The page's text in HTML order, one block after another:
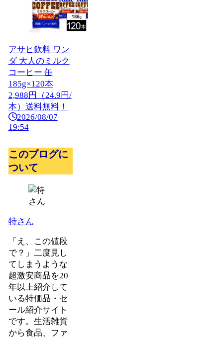
アサヒ飲料 ワン
ダ 大人のミルク
コーヒー 缶
185g×120本
2,988円（24.9円/
本）送料無料！
2026/08/07
19:54
このブログに
ついて
特さん
「え、この値段
で？」二度見し
てしまうような
超激安商品を20
年以上紹介して
いる特価品・セ
ール紹介サイト
です。生活雑貨
から食品、ファ